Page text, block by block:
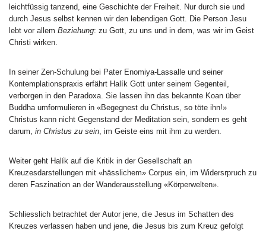
leichtfüssig tanzend, eine Geschichte der Freiheit. Nur durch sie und
durch Jesus selbst kennen wir den lebendigen Gott. Die Person Jesu
lebt vor allem Beziehung: zu Gott, zu uns und in dem, was wir im Geist
Christi wirken.
In seiner Zen-Schulung bei Pater Enomiya-Lassalle und seiner
Kontemplationspraxis erfährt Halík Gott unter seinem Gegenteil,
verborgen in den Paradoxa. Sie lassen ihn das bekannte Koan über
Buddha umformulieren in «Begegnest du Christus, so töte ihn!»
Christus kann nicht Gegenstand der Meditation sein, sondern es geht
darum, in Christus zu sein, im Geiste eins mit ihm zu werden.
Weiter geht Halík auf die Kritik in der Gesellschaft an
Kreuzesdarstellungen mit «hässlichem» Corpus ein, im Widersrpruch zu
deren Faszination an der Wanderausstellung «Körperwelten».
Schliesslich betrachtet der Autor jene, die Jesus im Schatten des
Kreuzes verlassen haben und jene, die Jesus bis zum Kreuz gefolgt